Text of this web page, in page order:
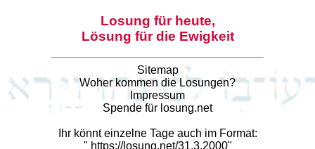
Losung für heute,
Lösung für die Ewigkeit
Sitemap
Woher kommen die Losungen?
Impressum
Spende für losung.net
Ihr könnt einzelne Tage auch im Format:
" https://losung.net/31.3.2000"